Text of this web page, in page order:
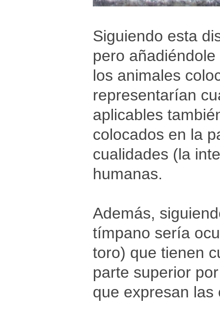
Siguiendo esta
pero
los animales
representarían
aplicables
colocados en la
cualidades (la
humanas.
Además,
tímpano sería
toro) que tienen
parte superior
que expresan